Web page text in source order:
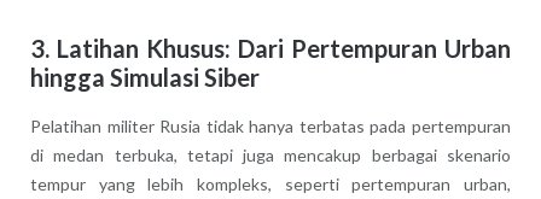
3. Latihan Khusus: Dari Pertempuran Urban
hingga Simulasi Siber
Pelatihan militer Rusia tidak hanya terbatas pada pertempuran
di medan terbuka, tetapi juga mencakup berbagai skenario
tempur yang lebih kompleks, seperti pertempuran urban,